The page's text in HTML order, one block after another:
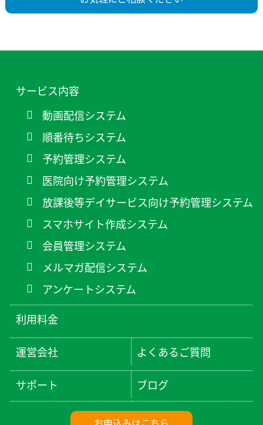
サービス内容
動画配信システム
順番待ちシステム
予約管理システム
医院向け予約管理システム
放課後等デイサービス向け予約管理システム
スマホサイト作成システム
会員管理システム
メルマガ配信システム
アンケートシステム
利用料金
運営会社 よくあるご質問
サポート ブログ